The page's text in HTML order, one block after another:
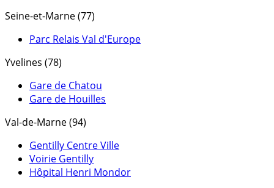
Seine-et-Marne (77)
Parc Relais Val d'Europe
Yvelines (78)
Gare de Chatou
Gare de Houilles
Val-de-Marne (94)
Gentilly Centre Ville
Voirie Gentilly
Hôpital Henri Mondor